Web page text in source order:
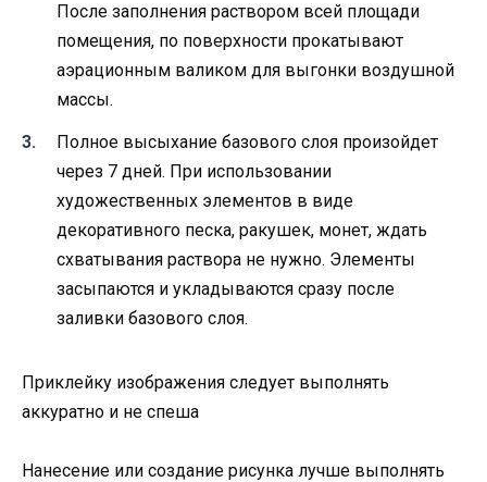
После заполнения раствором всей площади
помещения, по поверхности прокатывают
аэрационным валиком для выгонки воздушной
массы.
Полное высыхание базового слоя произойдет
через 7 дней. При использовании
художественных элементов в виде
декоративного песка, ракушек, монет, ждать
схватывания раствора не нужно. Элементы
засыпаются и укладываются сразу после
заливки базового слоя.
Приклейку изображения следует выполнять
аккуратно и не спеша
Нанесение или создание рисунка лучше выполнять